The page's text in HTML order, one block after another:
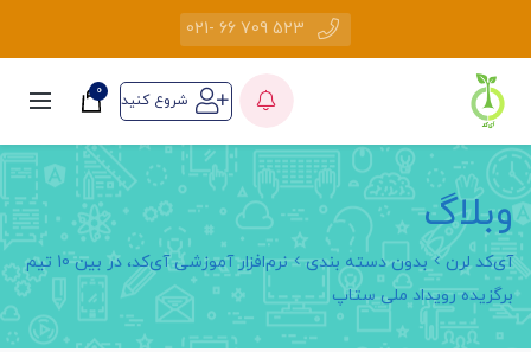
523 709 66 -021
شروع کنید 0
وبلاگ
آی‌کد لرن بدون دسته بندی
نرم‌افزار آموزشی آی‌کد، در بین 10 تیم
برگزیده رویداد ملی ستاپ